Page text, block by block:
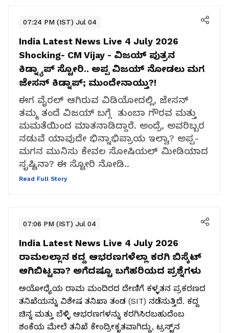
07:24 PM (IST) Jul 04
India Latest News Live 4 July 2026
Shocking- CM Vijay - ವಿಜಯ್ ಪುತ್ರನ
ಕಿಡ್ನ್ಯಾಪ್ ಸ್ಟೋರಿ.. ಅಪ್ಪ ವಿಜಯ್ ನೋಡಲು ಮಗ
ಜೇಸನ್ ಕಿಡ್ನಾಪ್; ಮುಂದೇನಾಯ್ತು?!
ಈಗ ವೈರಲ್ ಆಗಿರುವ ವಿಡಿಯೋದಲ್ಲಿ, ಜೇಸನ್
ತಮ್ಮ ತಂದೆ ವಿಜಯ್ ಬಗ್ಗೆ ತುಂಬಾ ಗೌರವ ಮತ್ತು
ಮಮತೆಯಿಂದ ಮಾತನಾಡಿದ್ದಾರೆ. ಅಂದ್ರೆ, ಅವರಿಬ್ಬರ
ನಡುವೆ ಯಾವುದೇ ಭಿನ್ನಾಭಿಪ್ರಾಯ ಇಲ್ವಾ? ಅಪ್ಪ-
ಮಗನ ಮುನಿಸು ಕೇವಲ ಸೋಷಿಯಲ್ ಮೀಡಿಯಾದ
ಸೃಷ್ಟಿನಾ? ಈ ಸ್ಟೋರಿ ನೋಡಿ..
Read Full Story
07:06 PM (IST) Jul 04
India Latest News Live 4 July 2026
ರಾಮಲಲ್ಲಾನ ಕದ್ದ ಆಭರಣಗಳೆಲ್ಲಾ ಕರಗಿ ಬಿಸ್ಕೆಟ್
ಆಗಿಬಿಟ್ಟವಾ? ಅಗೆದಷ್ಟೂ ಬಗೆಹರಿಯದ ಪ್ರಶ್ನೆಗಳು
ಅಯೋಧ್ಯೆಯ ರಾಮ ಮಂದಿರದ ದೇಣಿಗೆ ಕಳ್ಳತನ ಪ್ರಕರಣದ
ತನಿಖೆಯನ್ನು ವಿಶೇಷ ತನಿಖಾ ತಂಡ (SIT) ನಡೆಸುತ್ತಿದೆ. ಕದ್ದ
ಚಿನ್ನ ಮತ್ತು ಬೆಳ್ಳಿ ಆಭರಣಗಳನ್ನು ಕರಗಿಸಿರಬಹುದೆಂಬ
ಶಂಕೆಯ ಮೇಲೆ ತನಿಖೆ ಕೇಂದ್ರೀಕೃತವಾಗಿದ್ದು, ಟ್ರಸ್ಟ್‌ನ